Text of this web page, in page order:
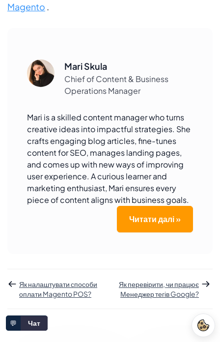
Magento .
Mari Skula
Chief of Content & Business
Operations Manager
Mari is a skilled content manager who turns
creative ideas into impactful strategies. She
crafts engaging blog articles, fine-tunes
content for SEO, manages landing pages,
and comes up with new ways of improving
user experience. A curious learner and
marketing enthusiast, Mari ensures every
piece of content aligns with business goals.
Читати далі »
Як налаштувати способи
оплати Magento POS?
Як перевірити, чи працює
Менеджер тегів Google?
💬 Чат